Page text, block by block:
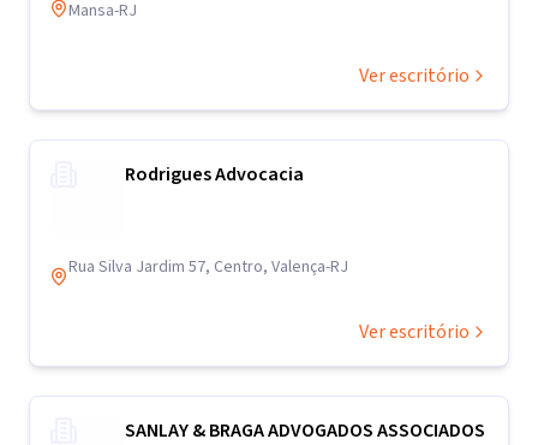
Mansa-RJ
Ver escritório
Rodrigues Advocacia
Rua Silva Jardim 57, Centro, Valença-RJ
Ver escritório
SANLAY & BRAGA ADVOGADOS ASSOCIADOS